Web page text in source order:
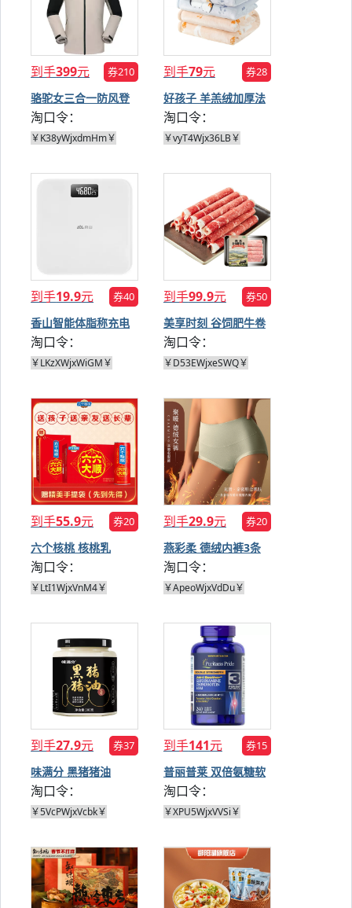
到手399元 券210
骆驼女三合一防风登
山服
淘口令：
￥K38yWjxdmHm￥
到手79元 券28
好孩子 羊羔绒加厚法
兰绒毛毯
淘口令：
￥vyT4Wjx36LB￥
到手19.9元 券40
香山智能体脂称充电
电子秤
淘口令：
￥LKzXWjxWiGM￥
到手99.9元 券50
美享时刻 谷饲肥牛卷
150g*10盒
淘口令：
￥D53EWjxeSWQ￥
到手55.9元 券20
六个核桃 核桃乳
240ml*16罐
淘口令：
￥LtI1WjxVnM4￥
到手29.9元 券20
燕彩柔 德绒内裤3条
淘口令：
￥ApeoWjxVdDu￥
到手27.9元 券37
味满分 黑猪猪油
300g*2瓶
淘口令：
￥5VcPWjxVcbk￥
到手141元 券15
普丽普莱 双倍氨糖软
胶囊 240片
淘口令：
￥XPU5WjxVVSi￥